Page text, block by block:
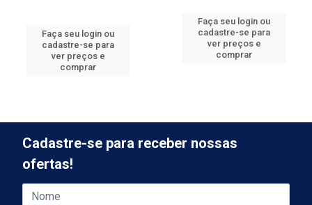
Faça seu login ou
cadastre-se para
ver preços e
comprar
Faça seu login ou
cadastre-se para
ver preços e
comprar
Cadastre-se para receber nossas
ofertas!